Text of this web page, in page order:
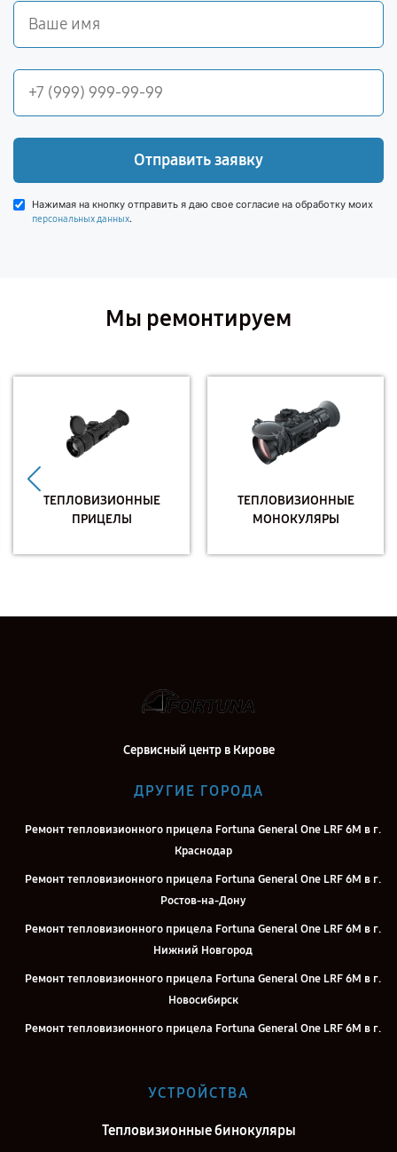
Отправить заявку
Нажимая на кнопку отправить я даю свое согласие на обработку моих
персональных данных.
Мы ремонтируем
ТЕПЛОВИЗИОННЫЕ
ПРИЦЕЛЫ
ТЕПЛОВИЗИОННЫЕ
МОНОКУЛЯРЫ
Сервисный центр в Кирове
ДРУГИЕ ГОРОДА
Ремонт тепловизионного прицела Fortuna General One LRF 6M в г.
Краснодар
Ремонт тепловизионного прицела Fortuna General One LRF 6M в г.
Ростов-на-Дону
Ремонт тепловизионного прицела Fortuna General One LRF 6M в г.
Нижний Новгород
Ремонт тепловизионного прицела Fortuna General One LRF 6M в г.
Новосибирск
Ремонт тепловизионного прицела Fortuna General One LRF 6M в г.
Екатеринбург
Ремонт тепловизионного прицела Fortuna General One LRF 6M в г.
УСТРОЙСТВА
Тепловизионные бинокуляры